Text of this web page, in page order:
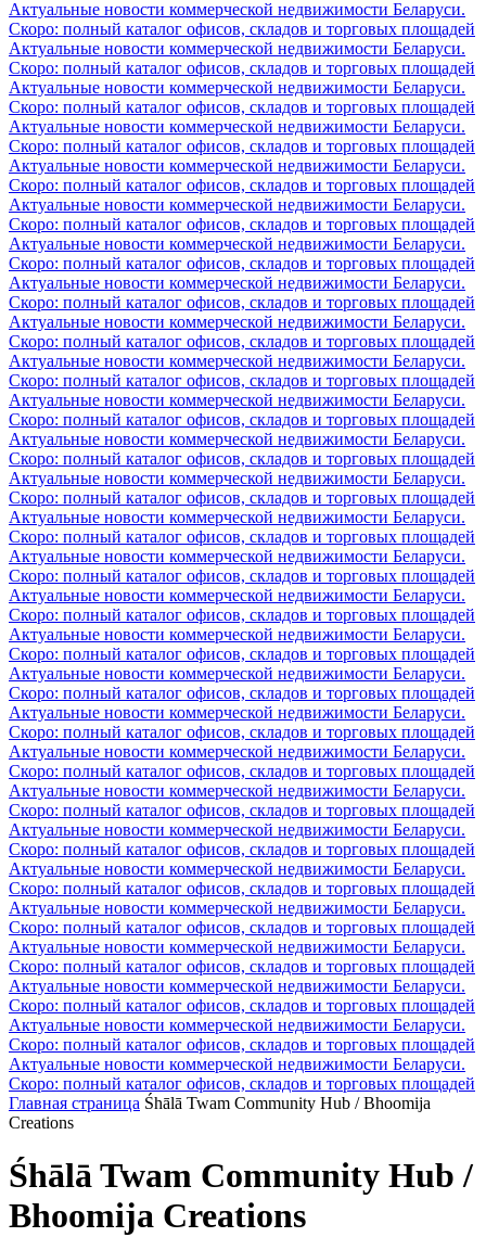
Актуальные новости коммерческой недвижимости Беларуси.
Скоро: полный каталог офисов, складов и торговых площадей
Актуальные новости коммерческой недвижимости Беларуси.
Скоро: полный каталог офисов, складов и торговых площадей
Актуальные новости коммерческой недвижимости Беларуси.
Скоро: полный каталог офисов, складов и торговых площадей
Актуальные новости коммерческой недвижимости Беларуси.
Скоро: полный каталог офисов, складов и торговых площадей
Актуальные новости коммерческой недвижимости Беларуси.
Скоро: полный каталог офисов, складов и торговых площадей
Актуальные новости коммерческой недвижимости Беларуси.
Скоро: полный каталог офисов, складов и торговых площадей
Актуальные новости коммерческой недвижимости Беларуси.
Скоро: полный каталог офисов, складов и торговых площадей
Актуальные новости коммерческой недвижимости Беларуси.
Скоро: полный каталог офисов, складов и торговых площадей
Актуальные новости коммерческой недвижимости Беларуси.
Скоро: полный каталог офисов, складов и торговых площадей
Актуальные новости коммерческой недвижимости Беларуси.
Скоро: полный каталог офисов, складов и торговых площадей
Актуальные новости коммерческой недвижимости Беларуси.
Скоро: полный каталог офисов, складов и торговых площадей
Актуальные новости коммерческой недвижимости Беларуси.
Скоро: полный каталог офисов, складов и торговых площадей
Актуальные новости коммерческой недвижимости Беларуси.
Скоро: полный каталог офисов, складов и торговых площадей
Актуальные новости коммерческой недвижимости Беларуси.
Скоро: полный каталог офисов, складов и торговых площадей
Актуальные новости коммерческой недвижимости Беларуси.
Скоро: полный каталог офисов, складов и торговых площадей
Актуальные новости коммерческой недвижимости Беларуси.
Скоро: полный каталог офисов, складов и торговых площадей
Актуальные новости коммерческой недвижимости Беларуси.
Скоро: полный каталог офисов, складов и торговых площадей
Актуальные новости коммерческой недвижимости Беларуси.
Скоро: полный каталог офисов, складов и торговых площадей
Актуальные новости коммерческой недвижимости Беларуси.
Скоро: полный каталог офисов, складов и торговых площадей
Актуальные новости коммерческой недвижимости Беларуси.
Скоро: полный каталог офисов, складов и торговых площадей
Актуальные новости коммерческой недвижимости Беларуси.
Скоро: полный каталог офисов, складов и торговых площадей
Актуальные новости коммерческой недвижимости Беларуси.
Скоро: полный каталог офисов, складов и торговых площадей
Актуальные новости коммерческой недвижимости Беларуси.
Скоро: полный каталог офисов, складов и торговых площадей
Актуальные новости коммерческой недвижимости Беларуси.
Скоро: полный каталог офисов, складов и торговых площадей
Актуальные новости коммерческой недвижимости Беларуси.
Скоро: полный каталог офисов, складов и торговых площадей
Актуальные новости коммерческой недвижимости Беларуси.
Скоро: полный каталог офисов, складов и торговых площадей
Актуальные новости коммерческой недвижимости Беларуси.
Скоро: полный каталог офисов, складов и торговых площадей
Актуальные новости коммерческой недвижимости Беларуси.
Скоро: полный каталог офисов, складов и торговых площадей
Главная страница Śhālā Twam Community Hub / Bhoomija
Creations
Śhālā Twam Community Hub /
Bhoomija Creations